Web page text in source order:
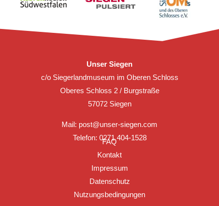
Unser Siegen
c/o Siegerlandmuseum im Oberen Schloss
Oberes Schloss 2 / Burgstraße
57072 Siegen
Mail: post@unser-siegen.com
Telefon: 0271 404-1528
FAQ
Kontakt
Impressum
Datenschutz
Nutzungsbedingungen